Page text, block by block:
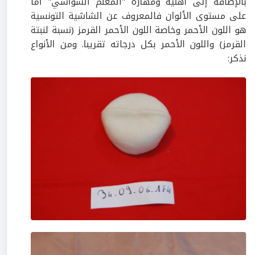
على مستوى الألوان فالمعروف عن الشاشية التونسية
هو اللون الأحمر وخاصة اللون الأحمر القرمز (نسبة لنبتة
القرمز) واللون الأحمر بكل درجاته تقريبا. ومن الأنواع
نذكر: